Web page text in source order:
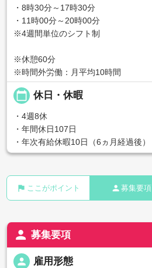
・8時30分～17時30分
・11時00分～20時00分
※4週間単位のシフト制
※休憩60分
※時間外労働：月平均10時間
calendar_today 休日・休暇
・4週8休
・年間休日107日
・年次有給休暇10日（6ヵ月経過後）
flag ここがポイント person 募集要項
person 募集要項
person 雇用形態